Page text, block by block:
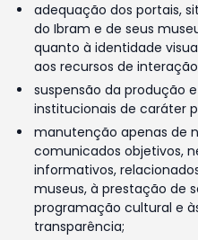
adequação dos portais,
do Ibram e de seus
quanto à identidade
aos recursos de
suspensão da produção
institucionais de caráter
manutenção apenas de
comunicados objetivos,
informativos,
museus, à prestação de
programação cultural e
transparência;